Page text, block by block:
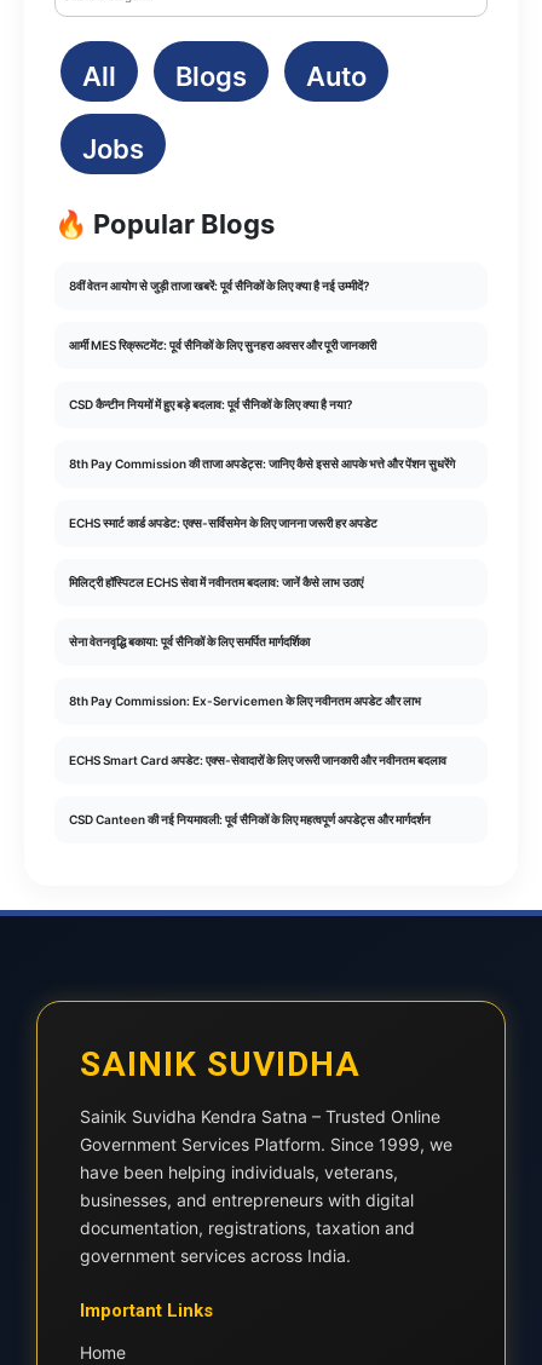
All Blogs Auto
Jobs
🔥 Popular Blogs
8वीं वेतन आयोग से जुड़ी ताजा खबरें: पूर्व सैनिकों के लिए क्या है नई उम्मीदें?
आर्मी MES रिक्रूटमेंट: पूर्व सैनिकों के लिए सुनहरा अवसर और पूरी जानकारी
CSD कैन्टीन नियमों में हुए बड़े बदलाव: पूर्व सैनिकों के लिए क्या है नया?
8th Pay Commission की ताजा अपडेट्स: जानिए कैसे इससे आपके भत्ते और पेंशन सुधरेंगे
ECHS स्मार्ट कार्ड अपडेट: एक्स-सर्विसमेन के लिए जानना जरूरी हर अपडेट
मिलिट्री हॉस्पिटल ECHS सेवा में नवीनतम बदलाव: जानें कैसे लाभ उठाएं
सेना वेतनवृद्धि बकाया: पूर्व सैनिकों के लिए समर्पित मार्गदर्शिका
8th Pay Commission: Ex-Servicemen के लिए नवीनतम अपडेट और लाभ
ECHS Smart Card अपडेट: एक्स-सेवादारों के लिए जरूरी जानकारी और नवीनतम बदलाव
CSD Canteen की नई नियमावली: पूर्व सैनिकों के लिए महत्वपूर्ण अपडेट्स और मार्गदर्शन
SAINIK SUVIDHA
Sainik Suvidha Kendra Satna – Trusted Online
Government Services Platform. Since 1999, we
have been helping individuals, veterans,
businesses, and entrepreneurs with digital
documentation, registrations, taxation and
government services across India.
Important Links
Home